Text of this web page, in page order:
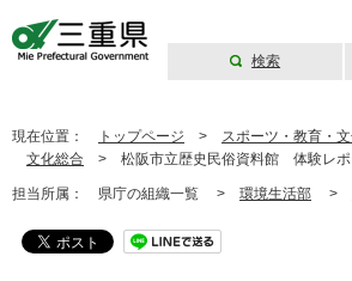
検索
現在位置： トップページ > スポーツ・教育・
文化総合 > 松阪市立歴史民俗資料館 体験レ
担当所属： 県庁の組織一覧 > 環境生活部 >